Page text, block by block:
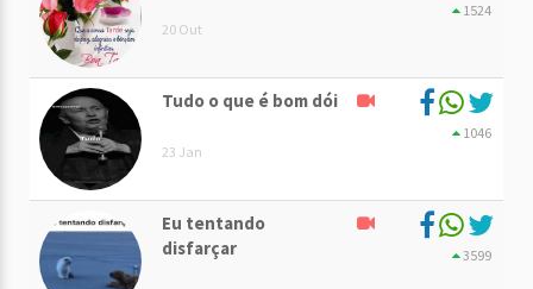
20 Out
1524
Tudo o que é bom dói
23 Jan
1046
Eu tentando
disfarçar
3599